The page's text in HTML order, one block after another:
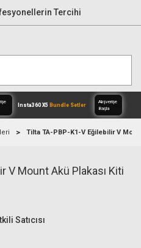
Tercihi
Setler
Alışverişe
Tilta TA-PBP-K1-V Eğilebilir V
V Mount Akü Plakası Kiti
Satıcısı